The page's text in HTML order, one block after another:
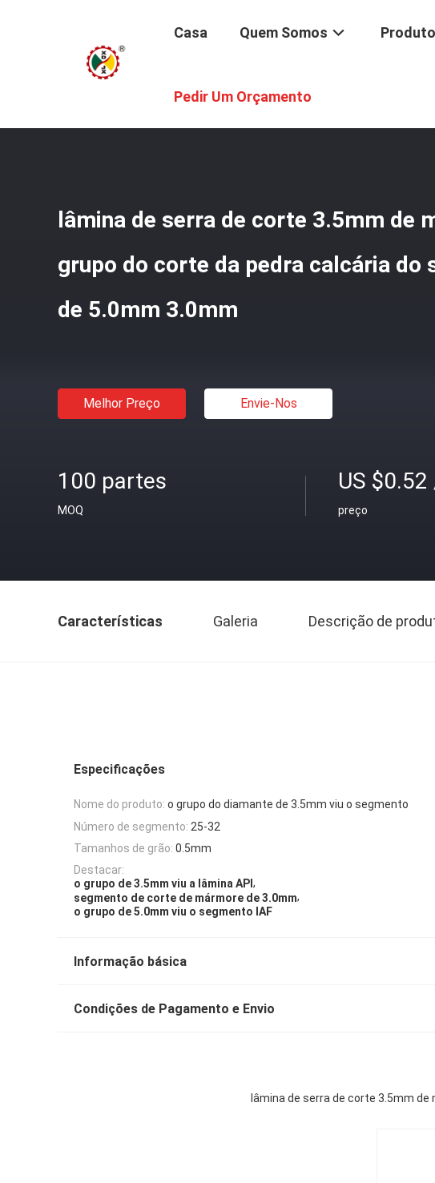
Casa Quem Somos
Pedir Um Orçamento
lâmina de serra de corte 3.5mm de
grupo do corte da pedra calcária do
de 5.0mm 3.0mm
Melhor Preço Envie-Nos
100 partes
MOQ
US
preço
Características Galeria Descrição de
Especificações
Nome do produto: o grupo do diamante de 3.5mm viu o segmento
Número de segmento: 25-32
Tamanhos de grão: 0.5mm
Destacar:
o grupo de 3.5mm viu a lâmina API ,
segmento de corte de mármore de 3.0mm,
o grupo de 5.0mm viu o segmento IAF
Informação básica
Condições de Pagamento e Envio
lâmina de serra de corte 3.5mm